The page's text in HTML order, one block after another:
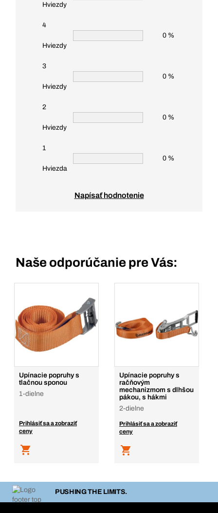
Hviezdy
4
Hviezdy
0 %
3
Hviezdy
0 %
2
Hviezdy
0 %
1
Hviezda
0 %
Napísať hodnotenie
Naše odporúčanie pre Vás:
Upínacie popruhy s
tlačnou sponou
1-dielne
Prihlásiť sa a zobraziť
ceny
Upínacie popruhy s
račňovým
mechanizmom s dlhšou
pákou, s hákmi
2-dielne
Prihlásiť sa a zobraziť
ceny
PUSHING THE LIMITS.